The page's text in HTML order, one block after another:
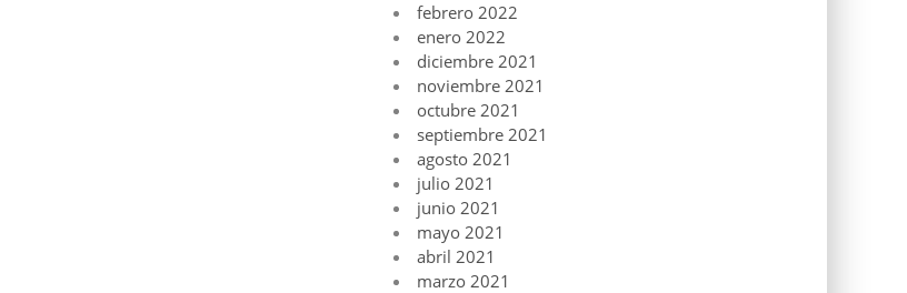
febrero 2022
enero 2022
diciembre 2021
noviembre 2021
octubre 2021
septiembre 2021
agosto 2021
julio 2021
junio 2021
mayo 2021
abril 2021
marzo 2021